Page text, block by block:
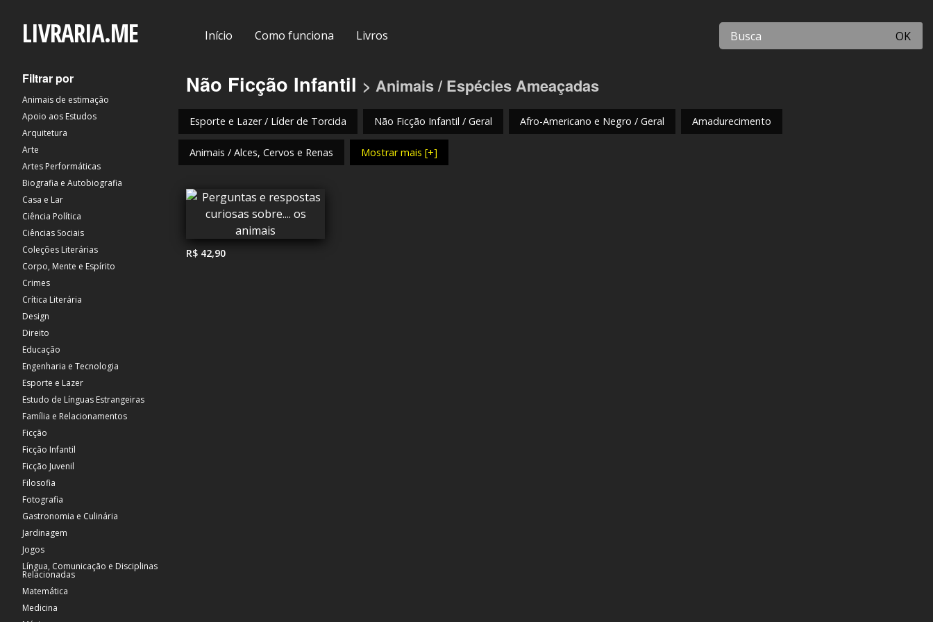
LIVRARIA.ME Início Como funciona Livros OK
Filtrar por
Animais de estimação
Apoio aos Estudos
Arquitetura
Arte
Artes Performáticas
Biografia e Autobiografia
Casa e Lar
Ciência Política
Ciências Sociais
Coleções Literárias
Corpo, Mente e Espírito
Crimes
Crítica Literária
Design
Direito
Educação
Engenharia e Tecnologia
Esporte e Lazer
Estudo de Línguas Estrangeiras
Família e Relacionamentos
Ficção
Ficção Infantil
Ficção Juvenil
Filosofia
Fotografia
Gastronomia e Culinária
Jardinagem
Jogos
Língua, Comunicação e Disciplinas
Relacionadas
Matemática
Medicina
Não Ficção Infantil > Animais / Espécies Ameaçadas
Esporte e Lazer / Líder de Torcida Não Ficção Infantil / Geral Afro-Americano e Negro / Geral Amadurecimento
Animais / Alces, Cervos e Renas Mostrar mais [+]
R$ 42,90